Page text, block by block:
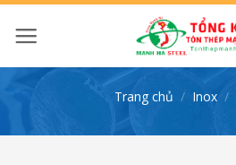
qua
nội
Trang chủ / Inox /